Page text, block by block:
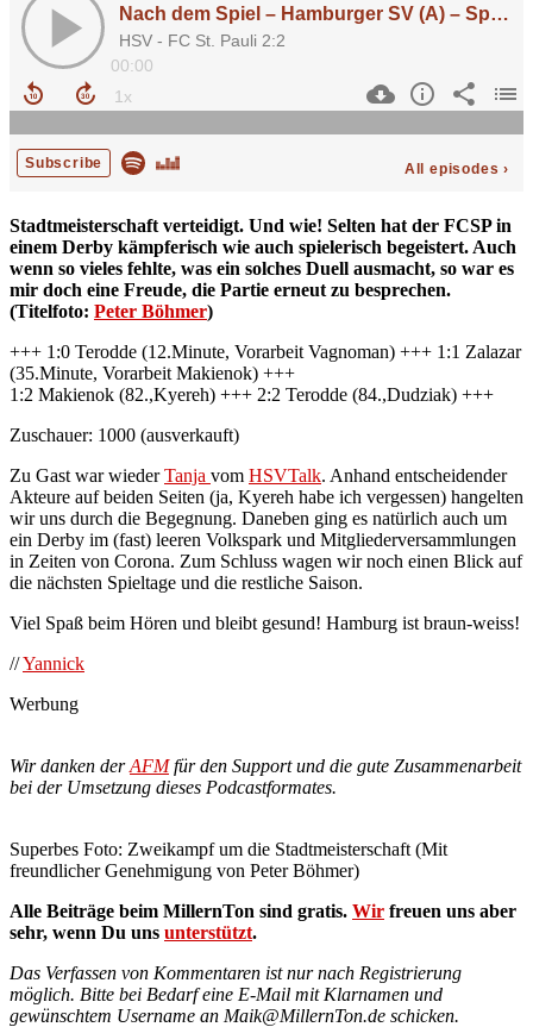
Stadtmeisterschaft verteidigt. Und wie! Selten hat der FCSP in
einem Derby kämpferisch wie auch spielerisch begeistert. Auch
wenn so vieles fehlte, was ein solches Duell ausmacht, so war es
mir doch eine Freude, die Partie erneut zu besprechen.
(Titelfoto: Peter Böhmer)
+++ 1:0 Terodde (12.Minute, Vorarbeit Vagnoman) +++ 1:1 Zalazar
(35.Minute, Vorarbeit Makienok) +++
1:2 Makienok (82.,Kyereh) +++ 2:2 Terodde (84.,Dudziak) +++
Zuschauer: 1000 (ausverkauft)
Zu Gast war wiederTanja vom HSVTalk. Anhand entscheidender
Akteure auf beiden Seiten (ja, Kyereh habe ich vergessen) hangelten
wir uns durch die Begegnung. Daneben ging es natürlich auch um
ein Derby im (fast) leeren Volkspark und Mitgliederversammlungen
in Zeiten von Corona. Zum Schluss wagen wir noch einen Blick auf
die nächsten Spieltage und die restliche Saison.
Viel Spaß beim Hören und bleibt gesund! Hamburg ist braun-weiss!
//Yannick
Werbung
Wir danken derAFMfür den Support und die gute Zusammenarbeit
bei der Umsetzung dieses Podcastformates.
Superbes Foto: Zweikampf um die Stadtmeisterschaft (Mit
freundlicher Genehmigung von Peter Böhmer)
Alle Beiträge beim MillernTon sind gratis. Wir freuen uns aber
sehr, wenn Du uns unterstützt.
Das Verfassen von Kommentaren ist nur nach Registrierung
möglich. Bitte bei Bedarf eine E-Mail mit Klarnamen und
gewünschtem Username an Maik@MillernTon.de schicken.